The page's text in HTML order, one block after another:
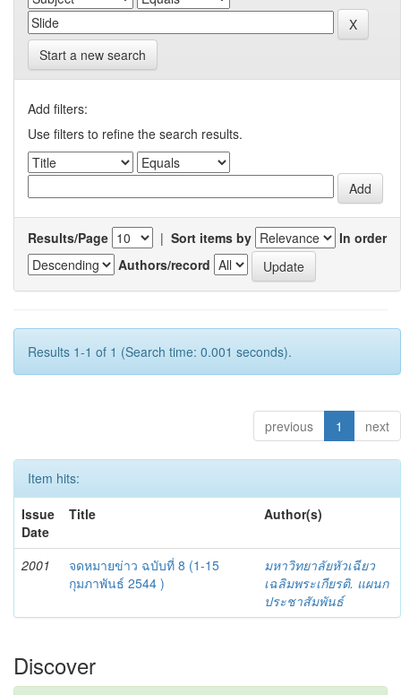
Start a new search
Add filters:
Use filters to refine the search results.
Results/Page | Sort items by
In order
Authors/record
Results 1-1 of 1 (Search time: 0.001 seconds).
previous 1 next
Item hits:
Issue
Date
Title Author(s)
2001
จดหมายข่าว ฉบับที่ 8 (1-15
กุมภาพันธ์ 2544 )
มหาวิทยาลัยหัวเฉียว
เฉลิมพระเกียรติ. แผนก
ประชาสัมพันธ์
Discover